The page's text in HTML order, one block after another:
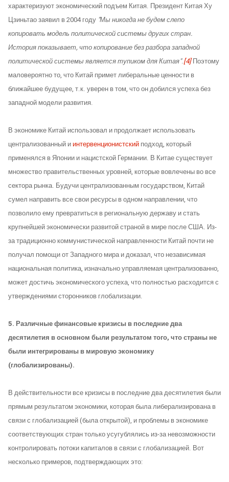
характеризуют экономический подъем Китая. Президент Китая Ху
Цзиньтао заявил в 2004 году "Мы никогда не будем слепо
копировать модель политической системы других стран.
История показывает, что копирование без разбора западной
политической системы является тупиком для Китая".[4]Поэтому
маловероятно то, что Китай примет либеральные ценности в
ближайшее будущее, т.к. уверен в том, что он добился успеха без
западной модели развития.
В экономике Китай использовал и продолжает использовать
централизованный иинтервенционистский подход, который
применялся в Японии и нацистской Германии. В Китае существует
множество правительственных уровней, которые вовлечены во все
сектора рынка. Будучи централизованным государством, Китай
сумел направить все свои ресурсы в одном направлении, что
позволило ему превратиться в региональную державу и стать
крупнейшей экономически развитой страной в мире после США. Из-
за традиционно коммунистической направленности Китай почти не
получал помощи от Западного мира и доказал, что независимая
национальная политика, изначально управляемая централизованно,
может достичь экономического успеха, что полностью расходится с
утверждениями сторонников глобализации.
5. Различные финансовые кризисы в последние два
десятилетия в основном были результатом того, что страны не
были интегрированы в мировую экономику
(глобализированы).
В действительности все кризисы в последние два десятилетия были
прямым результатом экономики, которая была либерализирована в
связи с глобализацией (была открытой), и проблемы в экономике
соответствующих стран только усугублялись из-за невозможности
контролировать потоки капиталов в связи с глобализацией. Вот
несколько примеров, подтверждающих это: